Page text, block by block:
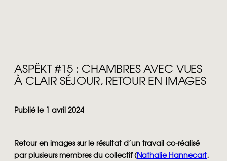
ASPËKT #15 : CHAMBRES AVEC VUES
À CLAIR SÉJOUR, RETOUR EN IMAGES
Publié le 1 avril 2024
Retour en images sur le résultat d’un travail co-réalisé
par plusieurs membres du collectif (Nathalie Hannecart,